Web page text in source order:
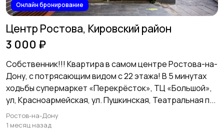
Онлайн бронирование
Центр Ростова, Кировский район
3 000 ₽
Собственник!!! Квартира в самом центре Ростова-на-
Дону, с потрясающим видом с 22 этажа! В 5 минутах
ходьбы супермаркет «Перекрёсток», ТЦ «Большой»,
ул, Красноармейская, ул. Пушкинская, Театpальнaя п...
Ростов-на-Дону
1 месяц назад